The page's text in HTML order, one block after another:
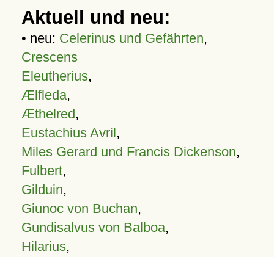
Aktuell und neu:
• neu: Celerinus und Gefährten,
Crescens
Eleutherius,
Ælfleda,
Æthelred,
Eustachius Avril,
Miles Gerard und Francis Dickenson,
Fulbert,
Gilduin,
Giunoc von Buchan,
Gundisalvus von Balboa,
Hilarius,